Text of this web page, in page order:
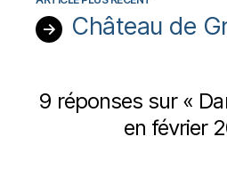
→ Château de
9 réponses sur «
en février